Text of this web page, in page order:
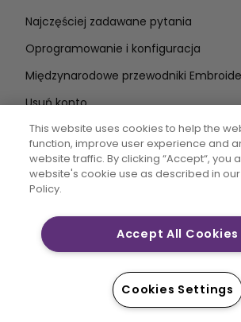
Najczęściej zadawane pytania
Oprogramowanie i konfiguracja
Międzynarodowe przewodniki
Usuń konto
adres e-mail
CREATIVATE MYSEWNET są
Singer Sourcing Limited LLC lub jej
stowarzyszone. Wszelkie prawa
This website uses cookies to help the
function, improve user experience and
website traffic. By clicking “Accept“, you
website's cookie use as described in
Policy.
Accept All Cookies
Cookies Settings